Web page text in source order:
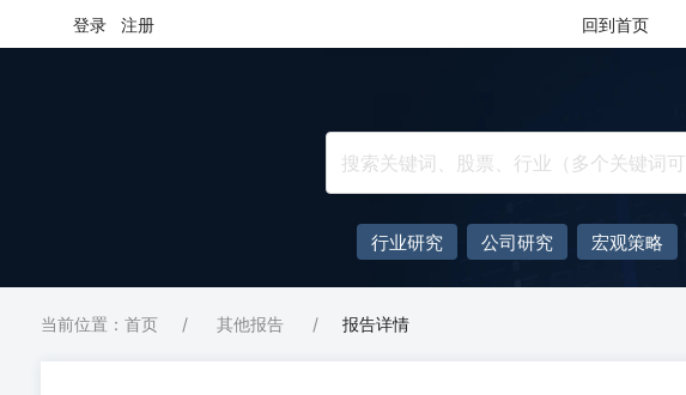
登录 注册 回到首页
行业研究 公司研究 宏观策略
当前位置：首页 / 其他报告 / 报告详情